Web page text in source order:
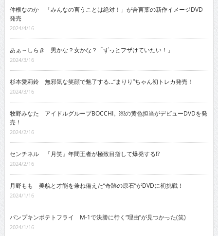
仲根なのか 「みんなの言うことは絶対！」が合言葉の新作イメージDVD
発売
2024/4/16
あぁ～しらき 男かな？女かな？「ずっとフザけていたい！」
2024/3/16
杉本愛莉鈴 無邪気な笑顔で魅了する…“まりり”ちゃん初トレカ発売！
2024/3/16
牧野みなた アイドルグループBOCCHI。￼の黄色担当がデビューDVDを発
売！
2024/2/16
センチネル 『月笑』年間王者が極致目指して爆発する!?
2024/2/16
月野もも 美貌と才能を兼ね備えた“奇跡の原石”がDVDに初挑戦！
2024/1/16
パンプキンポテトフライ M-1で決勝に行く“理由”が見つかった(笑)
2024/1/16